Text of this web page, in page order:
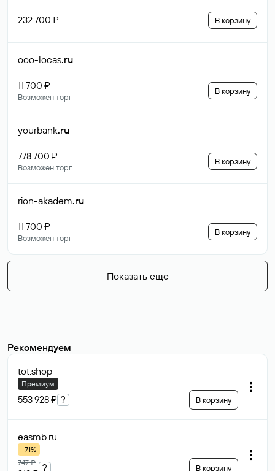
232 700 ₽ В корзину
ooo-locas.ru
11 700 ₽
Возможен торг
В корзину
yourbank.ru
778 700 ₽
Возможен торг
В корзину
rion-akadem.ru
11 700 ₽
Возможен торг
В корзину
Показать еще
Рекомендуем
tot.shop
Премиум
553 928 ₽ ? В корзину
easmb.ru
-71%
747 ₽
? В корзину